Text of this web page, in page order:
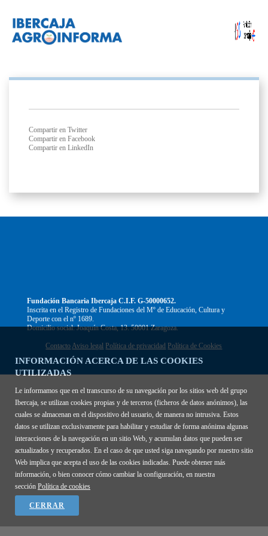
INFORMACIÓN ACERCA DE LAS COOKIES
UTILIZADAS
Le informamos que en el transcurso de su navegación por los sitios web del grupo
Ibercaja, se utilizan cookies propias y de terceros (ficheros de datos anónimos), las
cuales se almacenan en el dispositivo del usuario, de manera no intrusiva. Estos
datos se utilizan exclusivamente para habilitar y estudiar de forma anónima algunas
interacciones de la navegación en un sitio Web, y acumulan datos que pueden ser
actualizados y recuperados. En el caso de que usted siga navegando por nuestro sitio
Web implica que acepta el uso de las cookies indicadas. Puede obtener más
información, o bien conocer cómo cambiar la configuración, en nuestra
sección Política de cookies
CERRAR
Compartir en Twitter
Compartir en Facebook
Compartir en LinkedIn
Fundación Bancaria Ibercaja C.I.F. G-50000652.
Inscrita en el Registro de Fundaciones del Mº de Educación, Cultura y
Deporte con el nº 1689.
Domicilio social: Joaquín Costa, 13. 50001 Zaragoza.
Contacto Aviso legal Política de privacidad Política de Cookies